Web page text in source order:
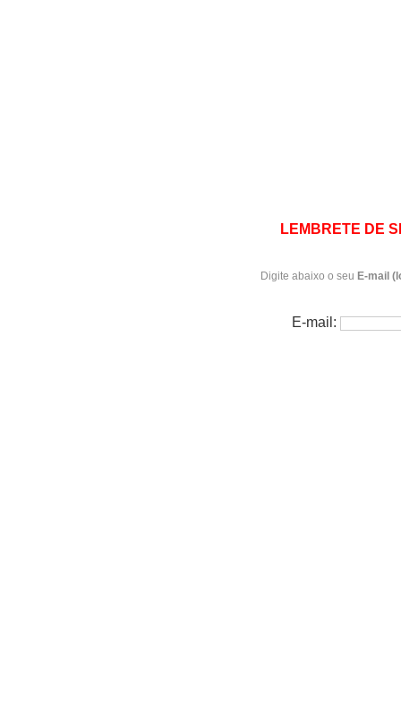
LEMBRETE DE
Digite abaixo o seu E-mail
E-mail: